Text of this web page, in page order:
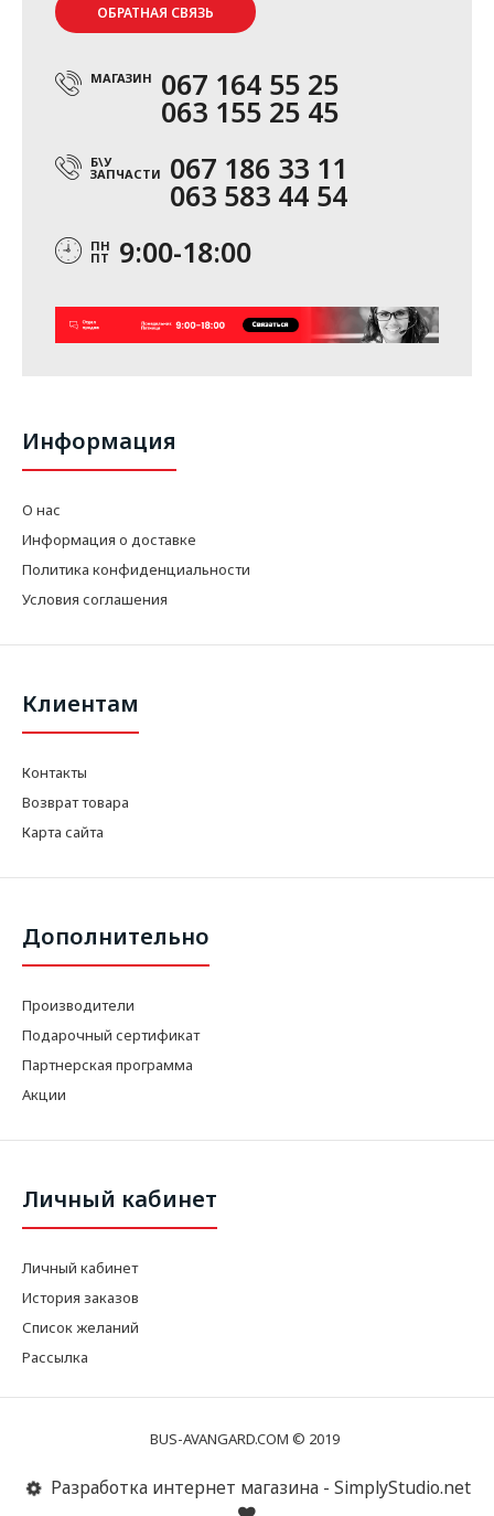
ОБРАТНАЯ СВЯЗЬ
МАГАЗИН 067 164 55 25
063 155 25 45
Б\У
ЗАПЧАСТИ 067 186 33 11
063 583 44 54
ПН
ПТ 9:00-18:00
Информация
О нас
Информация о доставке
Политика конфиденциальности
Условия соглашения
Клиентам
Контакты
Возврат товара
Карта сайта
Дополнительно
Производители
Подарочный сертификат
Партнерская программа
Акции
Личный кабинет
Личный кабинет
История заказов
Список желаний
Рассылка
BUS-AVANGARD.COM © 2019
Разработка интернет магазина - SimplyStudio.net